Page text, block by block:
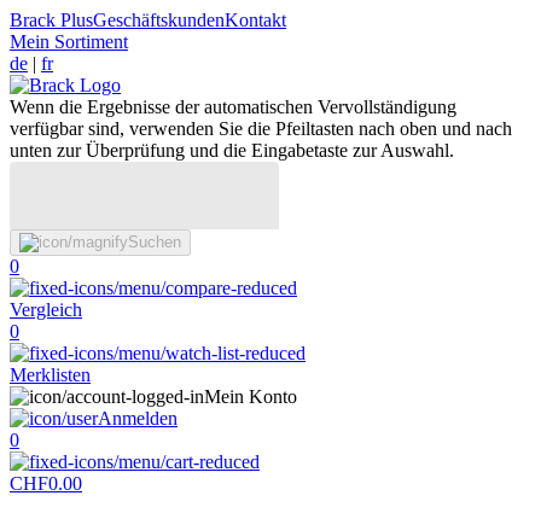
Brack PlusGeschäftskundenKontakt
Mein Sortiment
de | fr
Wenn die Ergebnisse der automatischen Vervollständigung
verfügbar sind, verwenden Sie die Pfeiltasten nach oben und nach
unten zur Überprüfung und die Eingabetaste zur Auswahl.
Suchen
0
Vergleich
0
Merklisten
Mein Konto
Anmelden
0
CHF0.00